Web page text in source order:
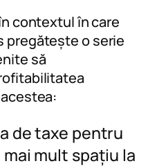
contextul în care
pregătește o serie
să
de taxe pentru
mult spațiu la